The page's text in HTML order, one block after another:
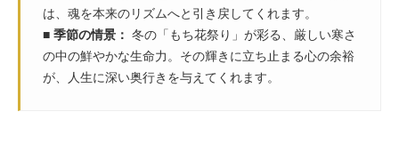
は、魂を本来のリズムへと引き戻してくれます。
■ 季節の情景： 冬の「もち花祭り」が彩る、厳しい寒さ
の中の鮮やかな生命力。その輝きに立ち止まる心の余裕
が、人生に深い奥行きを与えてくれます。